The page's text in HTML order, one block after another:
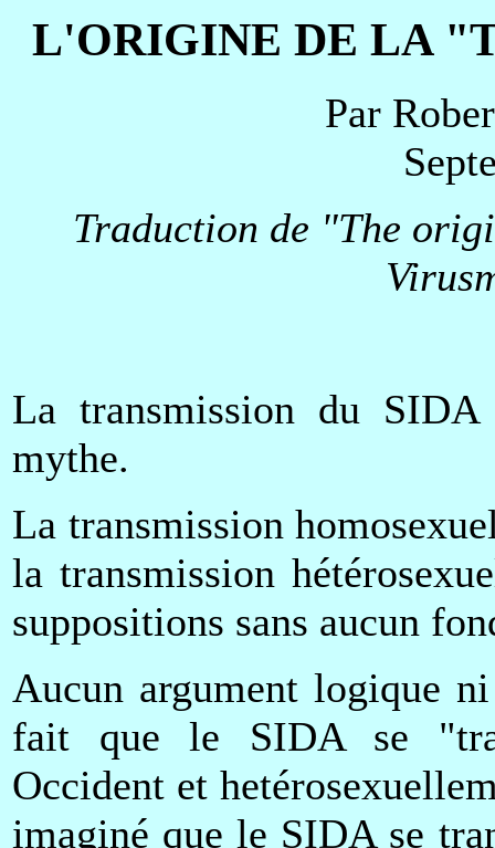
L'ORIGINE DE LA
Par
Traduction de "The
La transmission du
mythe.
La transmission
la transmission
suppositions sans aucun
Aucun argument logique
fait que le SIDA se
Occident et
imaginé que le SIDA se